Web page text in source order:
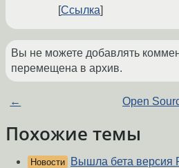
Ссылка
Вы не можете добавлять
перемещена в архив.
← Open
Похожие темы
Новости Вышла бета версия